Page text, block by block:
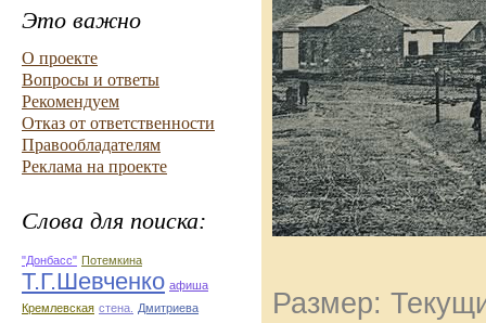
Это важно
О проекте
Вопросы и ответы
Рекомендуем
Отказ от ответственности
Правообладателям
Реклама на проекте
Слова для поиска:
"Донбасс" Потемкина
Т.Г.Шевченко афиша
Кремлевская стена.
Дмитриева
Размер: